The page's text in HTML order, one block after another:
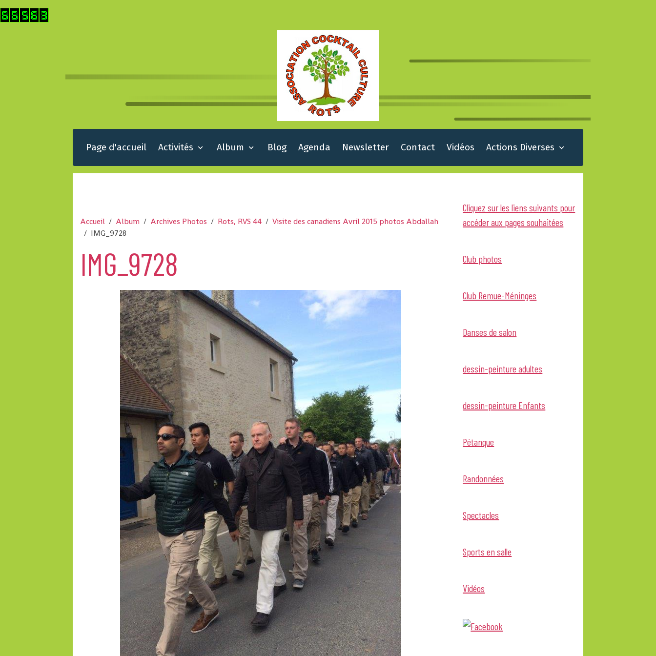
Page d'accueil Activités Album Blog Agenda Newsletter Contact Vidéos Actions Diverses
Accueil Album Archives Photos Rots, RVS 44
Visite des canadiens Avril 2015 photos Abdallah
IMG_9728
IMG_9728
Cliquez sur les liens suivants pour
accéder aux pages souhaitées
Club photos
Club Remue-Méninges
Danses de salon
dessin-peinture adultes
dessin-peinture Enfants
Pétanque
Randonnées
Spectacles
Sports en salle
Vidéos